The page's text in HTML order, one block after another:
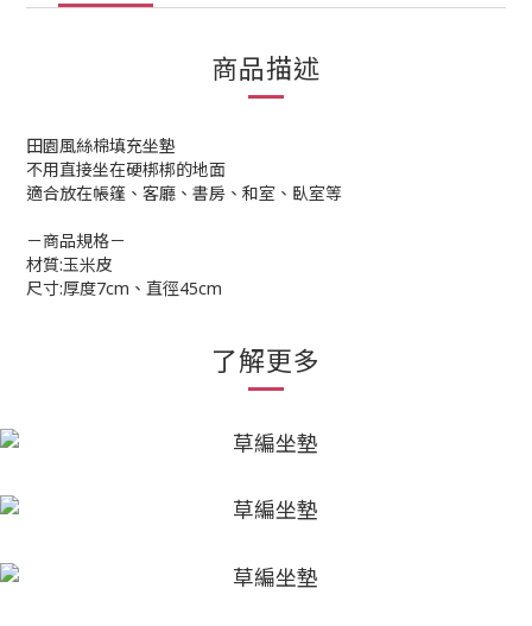
商品描述
田園風絲棉填充坐墊
不用直接坐在硬梆梆的地面
適合放在帳篷、客廳、書房、和室、臥室等
－商品規格－
材質:玉米皮
尺寸:厚度7cm、直徑45cm
了解更多